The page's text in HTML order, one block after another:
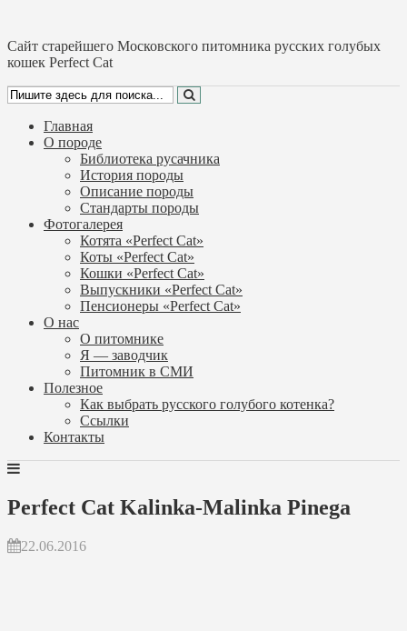
Cайт старейшего Московского питомника русских голубых
кошек Perfect Cat
Главная
О породе
Библиотека русачника
История породы
Описание породы
Стандарты породы
Фотогалерея
Котята «Perfect Cat»
Коты «Perfect Cat»
Кошки «Perfect Cat»
Выпускники «Perfect Cat»
Пенсионеры «Perfect Cat»
О нас
О питомнике
Я — заводчик
Питомник в СМИ
Полезное
Как выбрать русского голубого котенка?
Ссылки
Контакты
Perfect Cat Kalinka-Malinka Pinega
22.06.2016